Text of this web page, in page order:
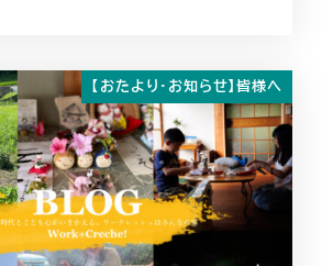
【おたより・お知らせ】皆様へ